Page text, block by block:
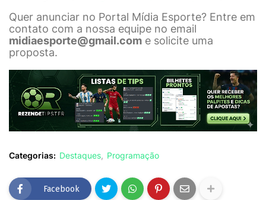
Quer anunciar no Portal Mídia Esporte? Entre em
contato com a nossa equipe no email
midiaesporte@gmail.com e solicite uma
proposta.
Categorias: Destaques Programação
Facebook